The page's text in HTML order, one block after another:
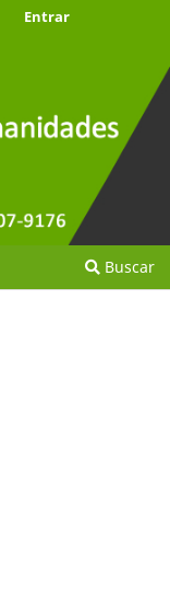
Buscar
Entrar